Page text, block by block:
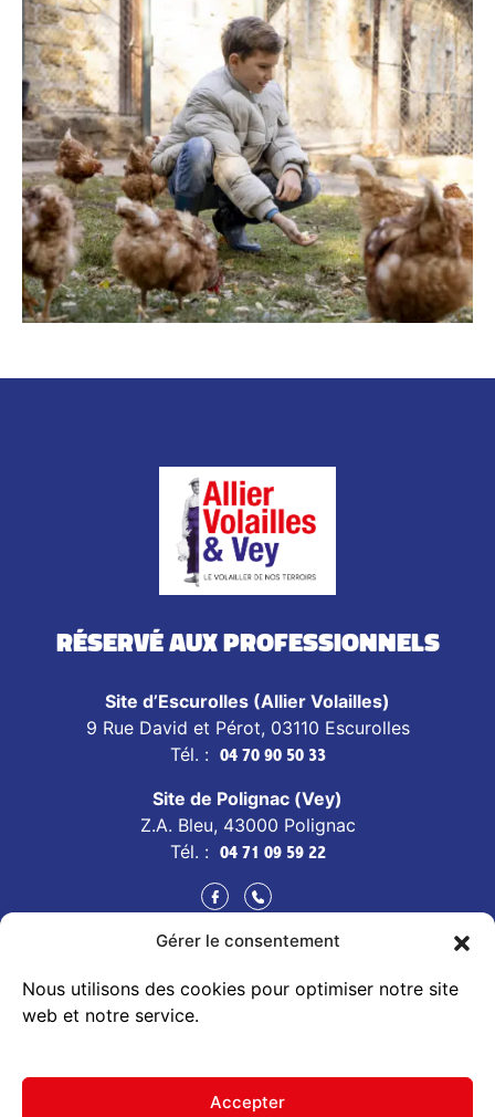
Gérer le consentement
Nous utilisons des cookies pour optimiser notre site
web et notre service.
Accepter
Réservé aux professionnels
Site d’Escurolles (Allier Volailles)
9 Rue David et Pérot, 03110 Escurolles
Tél. :
04 70 90 50 33
Site de Polignac (Vey)
Z.A. Bleu, 43000 Polignac
Tél. :
04 71 09 59 22
TOUS NOS PRODUITS
Données personnelles